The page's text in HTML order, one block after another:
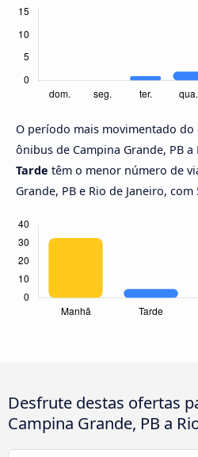
O período mais movimentado do
ônibus de Campina Grande, PB
Tarde têm o menor número de
Grande, PB e Rio de Janeiro, com
Desfrute destas ofertas
Campina Grande, PB a